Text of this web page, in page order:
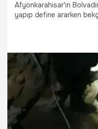
Afyonkarahisar'ın
yapıp define ararken
yönetimimiz,
yakışmayan bu menfi
hakkında ilgili mevzuat
başlatmıştır" denildi.
15.03.2022 Yaşam